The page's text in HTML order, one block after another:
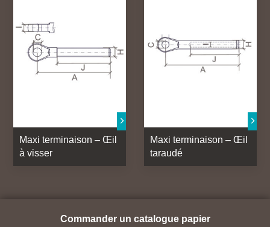
Maxi terminaison – Œil
à visser
Maxi terminaison – Œil
taraudé
Commander un catalogue papier